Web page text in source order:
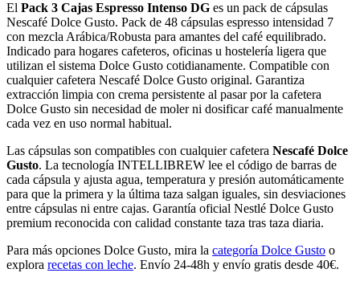
El Pack 3 Cajas Espresso Intenso DG es un pack de cápsulas
Nescafé Dolce Gusto. Pack de 48 cápsulas espresso intensidad 7
con mezcla Arábica/Robusta para amantes del café equilibrado.
Indicado para hogares cafeteros, oficinas u hostelería ligera que
utilizan el sistema Dolce Gusto cotidianamente. Compatible con
cualquier cafetera Nescafé Dolce Gusto original. Garantiza
extracción limpia con crema persistente al pasar por la cafetera
Dolce Gusto sin necesidad de moler ni dosificar café manualmente
cada vez en uso normal habitual.
Las cápsulas son compatibles con cualquier cafetera Nescafé Dolce
Gusto. La tecnología INTELLIBREW lee el código de barras de
cada cápsula y ajusta agua, temperatura y presión automáticamente
para que la primera y la última taza salgan iguales, sin desviaciones
entre cápsulas ni entre cajas. Garantía oficial Nestlé Dolce Gusto
premium reconocida con calidad constante taza tras taza diaria.
Para más opciones Dolce Gusto, mira la categoría Dolce Gusto o
explora recetas con leche. Envío 24-48h y envío gratis desde 40€.